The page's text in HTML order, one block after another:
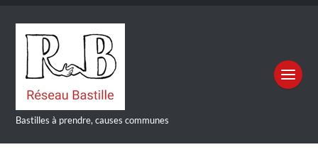
Bastilles à prendre, causes communes